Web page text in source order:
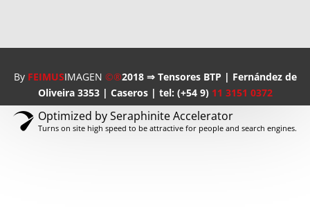
By FEIMUSIMAGEN ©®2018 ⇒ Tensores BTP | Fernández de
Oliveira 3353 | Caseros | tel: (+54 9) 11 3151 0372
Optimized by Seraphinite Accelerator
Turns on site high speed to be attractive for people and search engines.